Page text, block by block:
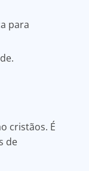
para
cristãos. É
de